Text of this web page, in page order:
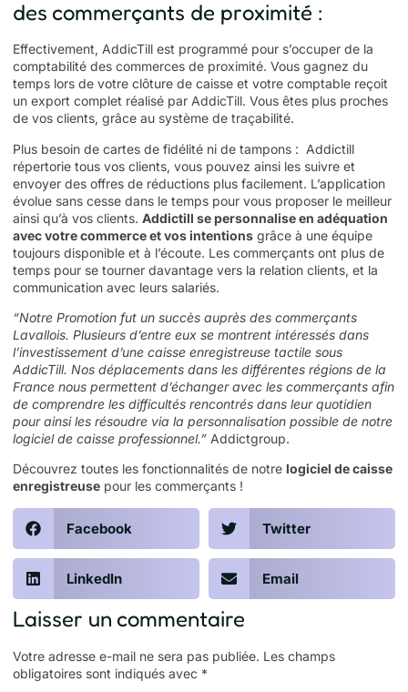
des commerçants de proximité :
Effectivement, AddicTill est programmé pour s’occuper de la
comptabilité des commerces de proximité. Vous gagnez du
temps lors de votre clôture de caisse et votre comptable reçoit
un export complet réalisé par AddicTill. Vous êtes plus proches
de vos clients, grâce au système de traçabilité.
Plus besoin de cartes de fidélité ni de tampons : Addictill
répertorie tous vos clients, vous pouvez ainsi les suivre et
envoyer des offres de réductions plus facilement. L’application
évolue sans cesse dans le temps pour vous proposer le meilleur
ainsi qu’à vos clients. Addictill se personnalise en adéquation
avec votre commerce et vos intentions grâce à une équipe
toujours disponible et à l’écoute. Les commerçants ont plus de
temps pour se tourner davantage vers la relation clients, et la
communication avec leurs salariés.
“Notre Promotion fut un succès auprès des commerçants
Lavallois. Plusieurs d’entre eux se montrent intéressés dans
l’investissement d’une caisse enregistreuse tactile sous
AddicTill. Nos déplacements dans les différentes régions de la
France nous permettent d’échanger avec les commerçants afin
de comprendre les difficultés rencontrés dans leur quotidien
pour ainsi les résoudre via la personnalisation possible de notre
logiciel de caisse professionnel.” Addictgroup.
Découvrez toutes les fonctionnalités de notre logiciel de caisse
enregistreuse pour les commerçants !
Facebook Twitter
LinkedIn Email
Laisser un commentaire
Votre adresse e-mail ne sera pas publiée. Les champs
obligatoires sont indiqués avec *